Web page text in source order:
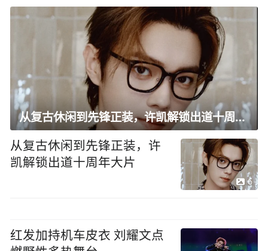
从复古休闲到先锋正装，许凯解锁出道十周年大片
从复古休闲到先锋正装，许
凯解锁出道十周年大片
6
红发加持机车皮衣 刘耀文点